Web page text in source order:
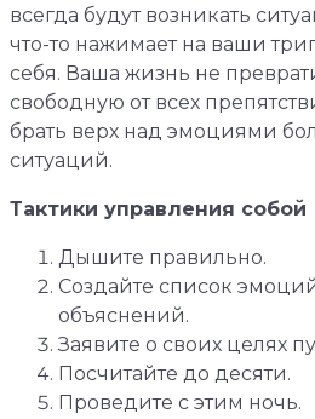
всегда будут возникать
что-то нажимает на ваши
себя. Ваша жизнь не
свободную от всех
брать верх над эмоциями
ситуаций.
Тактики управления собой
Дышите правильно.
Создайте список
объяснений.
Заявите о своих целях
Посчитайте до десяти.
Проведите с этим ночь.